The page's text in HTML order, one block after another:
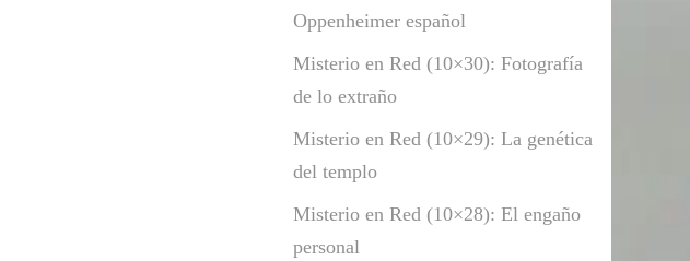
Oppenheimer español
Misterio en Red (10×30): Fotografía
de lo extraño
Misterio en Red (10×29): La genética
del templo
Misterio en Red (10×28): El engaño
personal